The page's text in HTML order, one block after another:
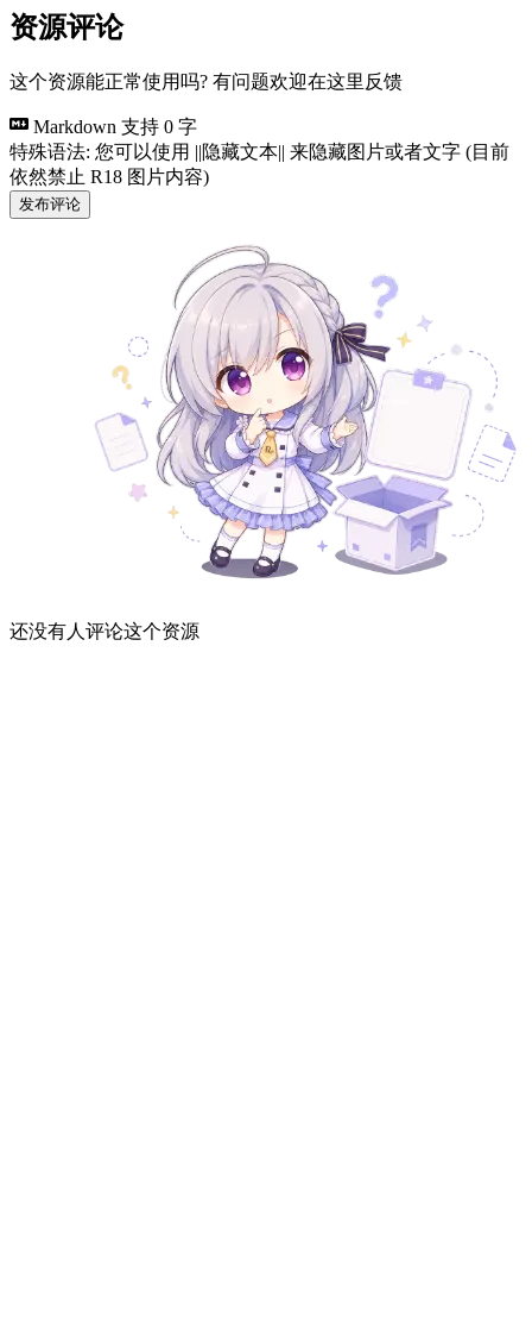
资源评论
这个资源能正常使用吗? 有问题欢迎在这里反馈
Markdown 支持 0 字
特殊语法: 您可以使用 ||隐藏文本|| 来隐藏图片或者文字 (目前
依然禁止 R18 图片内容)
发布评论
还没有人评论这个资源